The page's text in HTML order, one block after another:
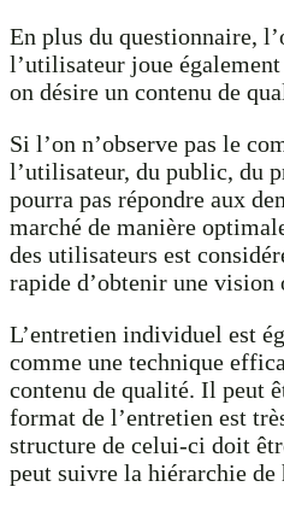
En plus du questionnaire,
l’utilisateur joue
on désire un contenu de
Si l’on n’observe pas le
l’utilisateur, du public, du
pourra pas répondre aux
marché de manière
des utilisateurs est
rapide d’obtenir une
L’entretien individuel est
comme une technique
contenu de qualité. Il peut
format de l’entretien est
structure de celui-ci doit
peut suivre la hiérarchie de